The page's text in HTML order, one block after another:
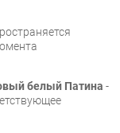
белый Патина -